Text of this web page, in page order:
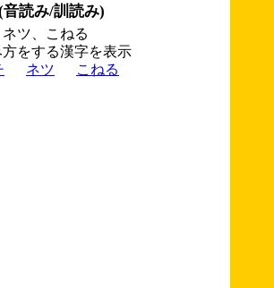
読み/訓読み)
ツ、こねる
方をする漢字を表示
ネツ こねる